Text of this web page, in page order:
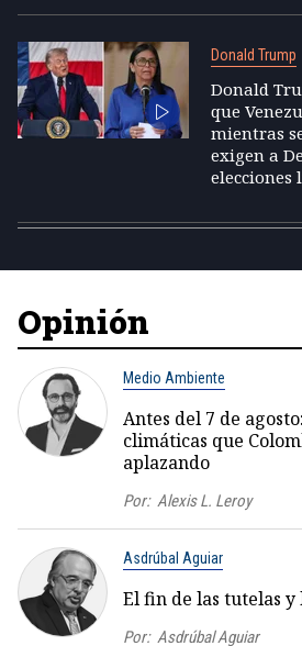
Donald Trump
Donald
que
mientras
exigen a
elecciones
Opinión
Medio Ambiente
Antes del 7 de
climáticas que
aplazando
Por: Alexis L. Leroy
Asdrúbal Aguiar
El fin de las tutelas
Por: Asdrúbal Aguiar